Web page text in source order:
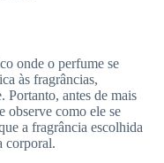
onde o perfume se
às fragrâncias,
Portanto, antes de mais
observe como ele se
a fragrância escolhida
corporal.